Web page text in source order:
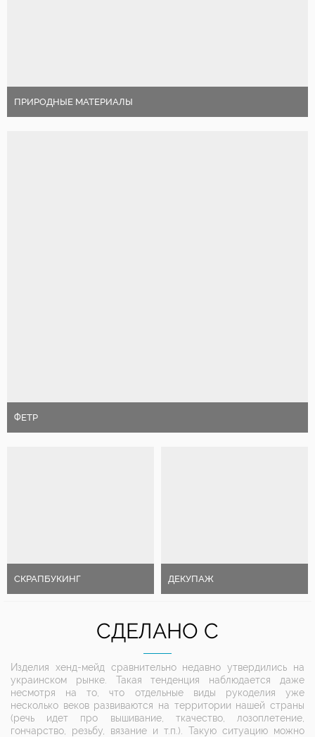
ПРИРОДНЫЕ МАТЕРИАЛЫ
ФЕТР
СКРАПБУКИНГ ДЕКУПАЖ
СДЕЛАНО С
Изделия хенд-мейд сравнительно недавно утвердились на
украинском рынке. Такая тенденция наблюдается даже
несмотря на то, что отдельные виды рукоделия уже
несколько веков развиваются на территории нашей страны
(речь идет про вышивание, ткачество, лозоплетение,
гончарство, резьбу, вязание и т.п.). Такую ситуацию можно